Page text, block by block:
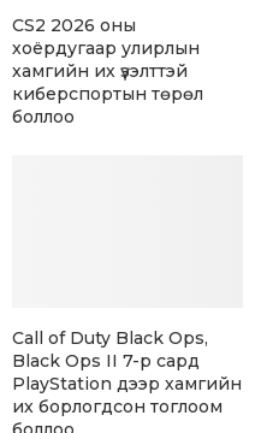
CS2 2026 оны
хоёрдугаар улирлын
хамгийн их үзэлттэй
киберспортын төрөл
боллоо
Call of Duty Black Ops,
Black Ops II 7-р сард
PlayStation дээр хамгийн
их борлогдсон тоглоом